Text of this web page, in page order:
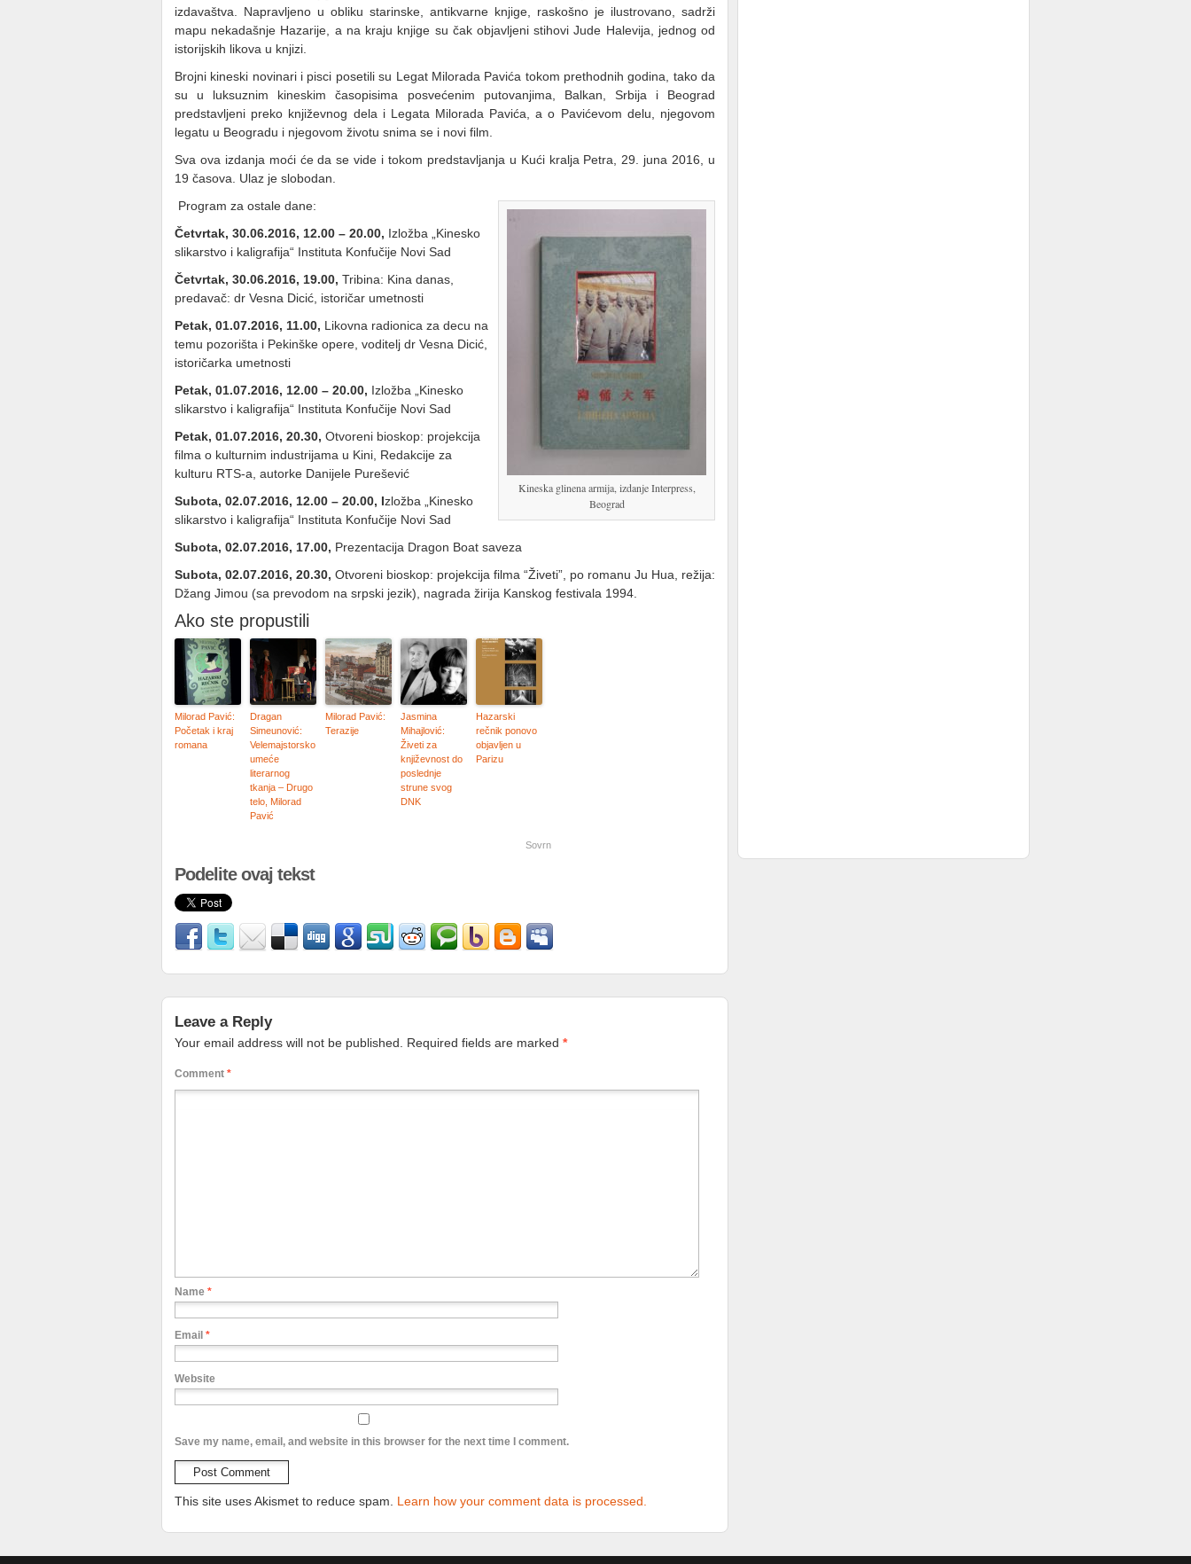
izdavaštva. Napravljeno u obliku starinske, antikvarne knjige, raskošno je ilustrovano, sadrži
mapu nekadašnje Hazarije, a na kraju knjige su čak objavljeni stihovi Jude Halevija, jednog od
istorijskih likova u knjizi.
Brojni kineski novinari i pisci posetili su Legat Milorada Pavića tokom prethodnih godina, tako da
su u luksuznim kineskim časopisima posvećenim putovanjima, Balkan, Srbija i Beograd
predstavljeni preko književnog dela i Legata Milorada Pavića, a o Pavićevom delu, njegovom
legatu u Beogradu i njegovom životu snima se i novi film.
Sva ova izdanja moći će da se vide i tokom predstavljanja u Kući kralja Petra, 29. juna 2016, u
19 časova. Ulaz je slobodan.
Kineska glinena armija, izdanje Interpress,
Beograd
Program za ostale dane:
Četvrtak, 30.06.2016, 12.00 – 20.00, Izložba „Kinesko
slikarstvo i kaligrafija“ Instituta Konfučije Novi Sad
Četvrtak, 30.06.2016, 19.00, Tribina: Kina danas,
predavač: dr Vesna Dicić, istoričar umetnosti
Petak, 01.07.2016, 11.00, Likovna radionica za decu na
temu pozorišta i Pekinške opere, voditelj dr Vesna Dicić,
istoričarka umetnosti
Petak, 01.07.2016, 12.00 – 20.00, Izložba „Kinesko
slikarstvo i kaligrafija“ Instituta Konfučije Novi Sad
Petak, 01.07.2016, 20.30, Otvoreni bioskop: projekcija
filma o kulturnim industrijama u Kini, Redakcije za
kulturu RTS-a, autorke Danijele Purešević
Subota, 02.07.2016, 12.00 – 20.00, Izložba „Kinesko
slikarstvo i kaligrafija“ Instituta Konfučije Novi Sad
Subota, 02.07.2016, 17.00, Prezentacija Dragon Boat saveza
Subota, 02.07.2016, 20.30, Otvoreni bioskop: projekcija filma “Živeti”, po romanu Ju Hua, režija:
Džang Jimou (sa prevodom na srpski jezik), nagrada žirija Kanskog festivala 1994.
Ako ste propustili
Milorad Pavić:
Početak i kraj
romana
Dragan
Simeunović:
Velemajstorsko
umeće
literarnog
tkanja – Drugo
telo, Milorad
Pavić
Milorad Pavić:
Terazije
Jasmina
Mihajlović:
Živeti za
književnost do
poslednje
strune svog
DNK
Hazarski
rečnik ponovo
objavljen u
Parizu
Sovrn
Podelite ovaj tekst
Leave a Reply
Your email address will not be published. Required fields are marked *
Comment *
Name *
Email *
Website
Save my name, email, and website in this browser for the next time I comment.
This site uses Akismet to reduce spam. Learn how your comment data is processed.